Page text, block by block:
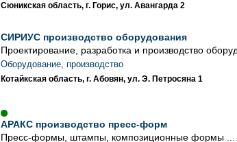
Сюникская область, г. Горис, ул. Авангарда 2
СИРИУС производство оборудования
Проектирование, разработка и производство
Оборудование, производство
Котайкская область, г. Абовян, ул. Э. Петросяна 1
АРАКС производство пресс-форм
Пресс-формы, штампы, композиционные формы ...